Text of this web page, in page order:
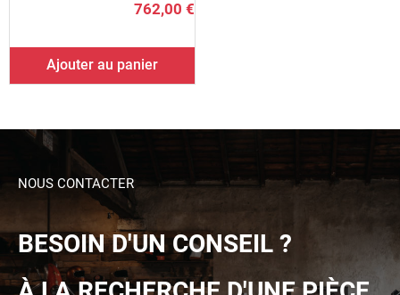
762,00 €
Ajouter au panier
NOUS CONTACTER
BESOIN D'UN CONSEIL ?